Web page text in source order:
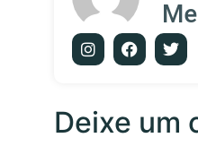
Deixe um